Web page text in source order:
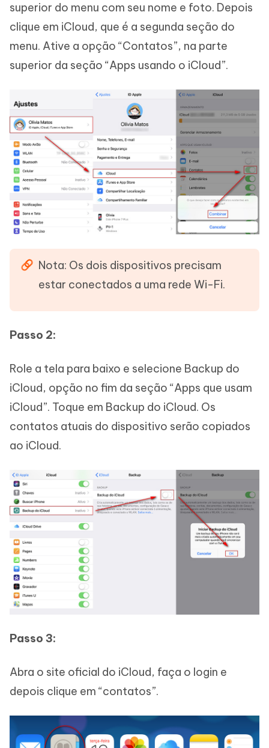
superior do menu com seu nome e foto. Depois
clique em iCloud, que é a segunda seção do
menu. Ative a opção “Contatos”, na parte
superior da seção “Apps usando o iCloud”.
Nota: Os dois dispositivos precisam
estar conectados a uma rede Wi-Fi.
Passo 2:
Role a tela para baixo e selecione Backup do
iCloud, opção no fim da seção “Apps que usam
iCloud”. Toque em Backup do iCloud. Os
contatos atuais do dispositivo serão copiados
ao iCloud.
Passo 3:
Abra o site oficial do iCloud, faça o login e
depois clique em “contatos”.